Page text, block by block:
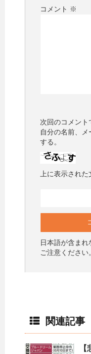
コメント ※
次回のコメント
自分の名前、
する。
上に表示され
日本語が含ま
ご注意ください
関連記事